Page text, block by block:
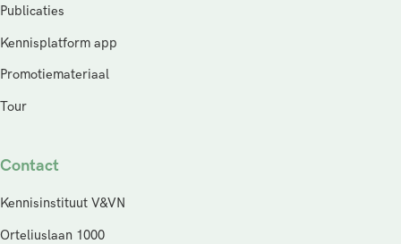
Publicaties
Kennisplatform app
Promotiemateriaal
Tour
Contact
Kennisinstituut V&VN
Orteliuslaan 1000